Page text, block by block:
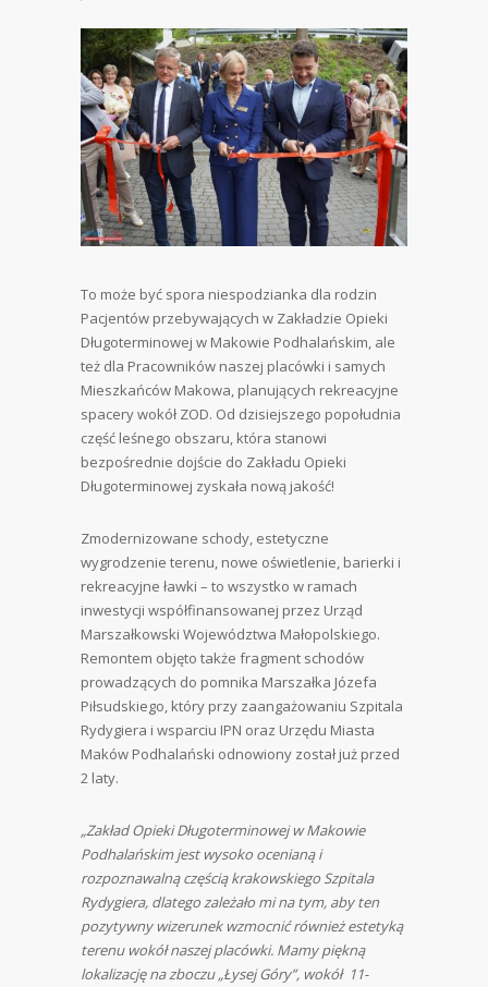
To może być spora niespodzianka dla rodzin
Pacjentów przebywających w Zakładzie Opieki
Długoterminowej w Makowie Podhalańskim, ale
też dla Pracowników naszej placówki i samych
Mieszkańców Makowa, planujących rekreacyjne
spacery wokół ZOD. Od dzisiejszego popołudnia
część leśnego obszaru, która stanowi
bezpośrednie dojście do Zakładu Opieki
Długoterminowej zyskała nową jakość!
Zmodernizowane schody, estetyczne
wygrodzenie terenu, nowe oświetlenie, barierki i
rekreacyjne ławki – to wszystko w ramach
inwestycji współfinansowanej przez Urząd
Marszałkowski Województwa Małopolskiego.
Remontem objęto także fragment schodów
prowadzących do pomnika Marszałka Józefa
Piłsudskiego, który przy zaangażowaniu Szpitala
Rydygiera i wsparciu IPN oraz Urzędu Miasta
Maków Podhalański odnowiony został już przed
2 laty.
„Zakład Opieki Długoterminowej w Makowie
Podhalańskim jest wysoko ocenianą i
rozpoznawalną częścią krakowskiego Szpitala
Rydygiera, dlatego zależało mi na tym, aby ten
pozytywny wizerunek wzmocnić również estetyką
terenu wokół naszej placówki. Mamy piękną
lokalizację na zboczu „Łysej Góry”, wokół 11-